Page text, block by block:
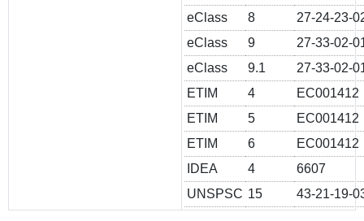
eClass
8
27-24-23-
eClass
9
27-33-02-
eClass
9.1
27-33-02-
ETIM
4
EC001412
ETIM
5
EC001412
ETIM
6
EC001412
IDEA
4
6607
UNSPSC 15 43-21-19-